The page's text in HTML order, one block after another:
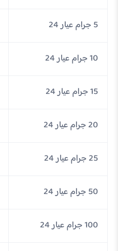
5 جرام عيار 24
10 جرام عيار 24
15 جرام عيار 24
20 جرام عيار 24
25 جرام عيار 24
50 جرام عيار 24
100 جرام عيار 24